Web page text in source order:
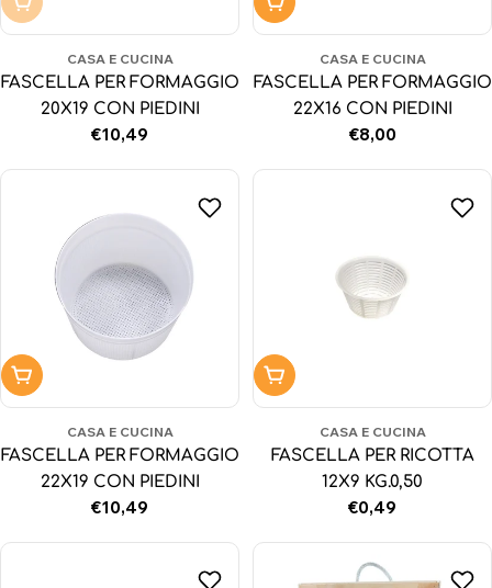
CASA E CUCINA
FASCELLA PER FORMAGGIO
20X19 CON PIEDINI
Prezzo
€10,49
CASA E CUCINA
FASCELLA PER FORMAGGIO
22X16 CON PIEDINI
Prezzo
€8,00
Aggiungi al carrello
CASA E CUCINA
FASCELLA PER FORMAGGIO
22X19 CON PIEDINI
Prezzo
€10,49
Aggiungi al carrello
CASA E CUCINA
FASCELLA PER RICOTTA
12X9 KG.0,50
Prezzo
€0,49